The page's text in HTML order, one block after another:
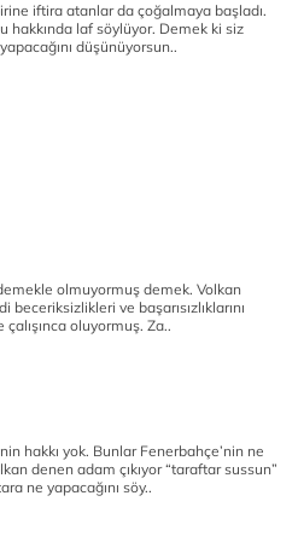
iftira atanlar da çoğalmaya başladı.
hakkında laf söylüyor. Demek ki siz
düşünüyorsun..
olmuyormuş demek. Volkan
ve başarısızlıklarını
oluyormuş. Za..
hakkı yok. Bunlar Fenerbahçe’nin ne
denen adam çıkıyor “taraftar sussun”
ne yapacağını söy..